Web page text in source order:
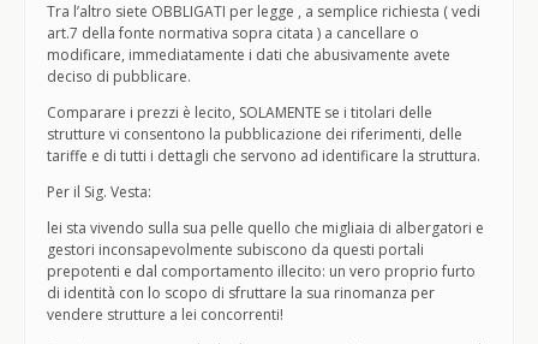
Tra l’altro siete OBBLIGATI per legge , a semplice richiesta ( vedi
art.7 della fonte normativa sopra citata ) a cancellare o
modificare, immediatamente i dati che abusivamente avete
deciso di pubblicare.
Comparare i prezzi è lecito, SOLAMENTE se i titolari delle
strutture vi consentono la pubblicazione dei riferimenti, delle
tariffe e di tutti i dettagli che servono ad identificare la struttura.
Per il Sig. Vesta:
lei sta vivendo sulla sua pelle quello che migliaia di albergatori e
gestori inconsapevolmente subiscono da questi portali
prepotenti e dal comportamento illecito: un vero proprio furto
di identità con lo scopo di sfruttare la sua rinomanza per
vendere strutture a lei concorrenti!